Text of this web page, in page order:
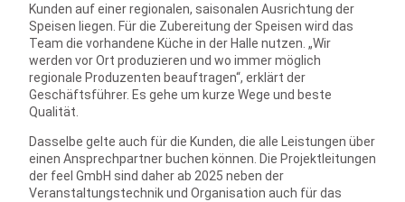
Kunden auf einer regionalen, saisonalen Ausrichtung der
Speisen liegen. Für die Zubereitung der Speisen wird das
Team die vorhandene Küche in der Halle nutzen. „Wir
werden vor Ort produzieren und wo immer möglich
regionale Produzenten beauftragen“, erklärt der
Geschäftsführer. Es gehe um kurze Wege und beste
Qualität.
Dasselbe gelte auch für die Kunden, die alle Leistungen über
einen Ansprechpartner buchen können. Die Projektleitungen
der feel GmbH sind daher ab 2025 neben der
Veranstaltungstechnik und Organisation auch für das